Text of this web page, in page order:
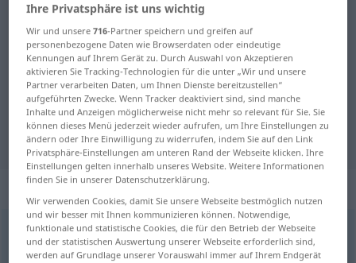
Deutsch-Niederländisch Wörterbuch
Deutsch-Niederländisch
Übersetzung für "mehrheitlich"
"mehrheitlich" Niederländisch
Übersetzung
„mehrheitlich“
mehrheitlich
Ihre Privatsphäre ist uns wichtig
Wir und unsere716-Partner speichern und greifen auf
personenbezogene Daten wie Browserdaten oder eindeutige
Kennungen auf Ihrem Gerät zu. Durch Auswahl von Akzeptieren
aktivieren Sie Tracking-Technologien für die unter „Wir und unsere
Partner verarbeiten Daten, um Ihnen Dienste bereitzustellen“
aufgeführten Zwecke. Wenn Tracker deaktiviert sind, sind manche
Inhalte und Anzeigen möglicherweise nicht mehr so relevant für Sie. Sie
können dieses Menü jederzeit wieder aufrufen, um Ihre Einstellungen zu
ändern oder Ihre Einwilligung zu widerrufen, indem Sie auf den Link
Privatsphäre-Einstellungen am unteren Rand der Webseite klicken. Ihre
Einstellungen gelten innerhalb unseres Website. Weitere Informationen
finden Sie in unserer Datenschutzerklärung.
Wir verwenden Cookies, damit Sie unsere Webseite bestmöglich nutzen
und wir besser mit Ihnen kommunizieren können. Notwendige,
funktionale und statistische Cookies, die für den Betrieb der Webseite
und der statistischen Auswertung unserer Webseite erforderlich sind,
werden auf Grundlage unserer Vorauswahl immer auf Ihrem Endgerät